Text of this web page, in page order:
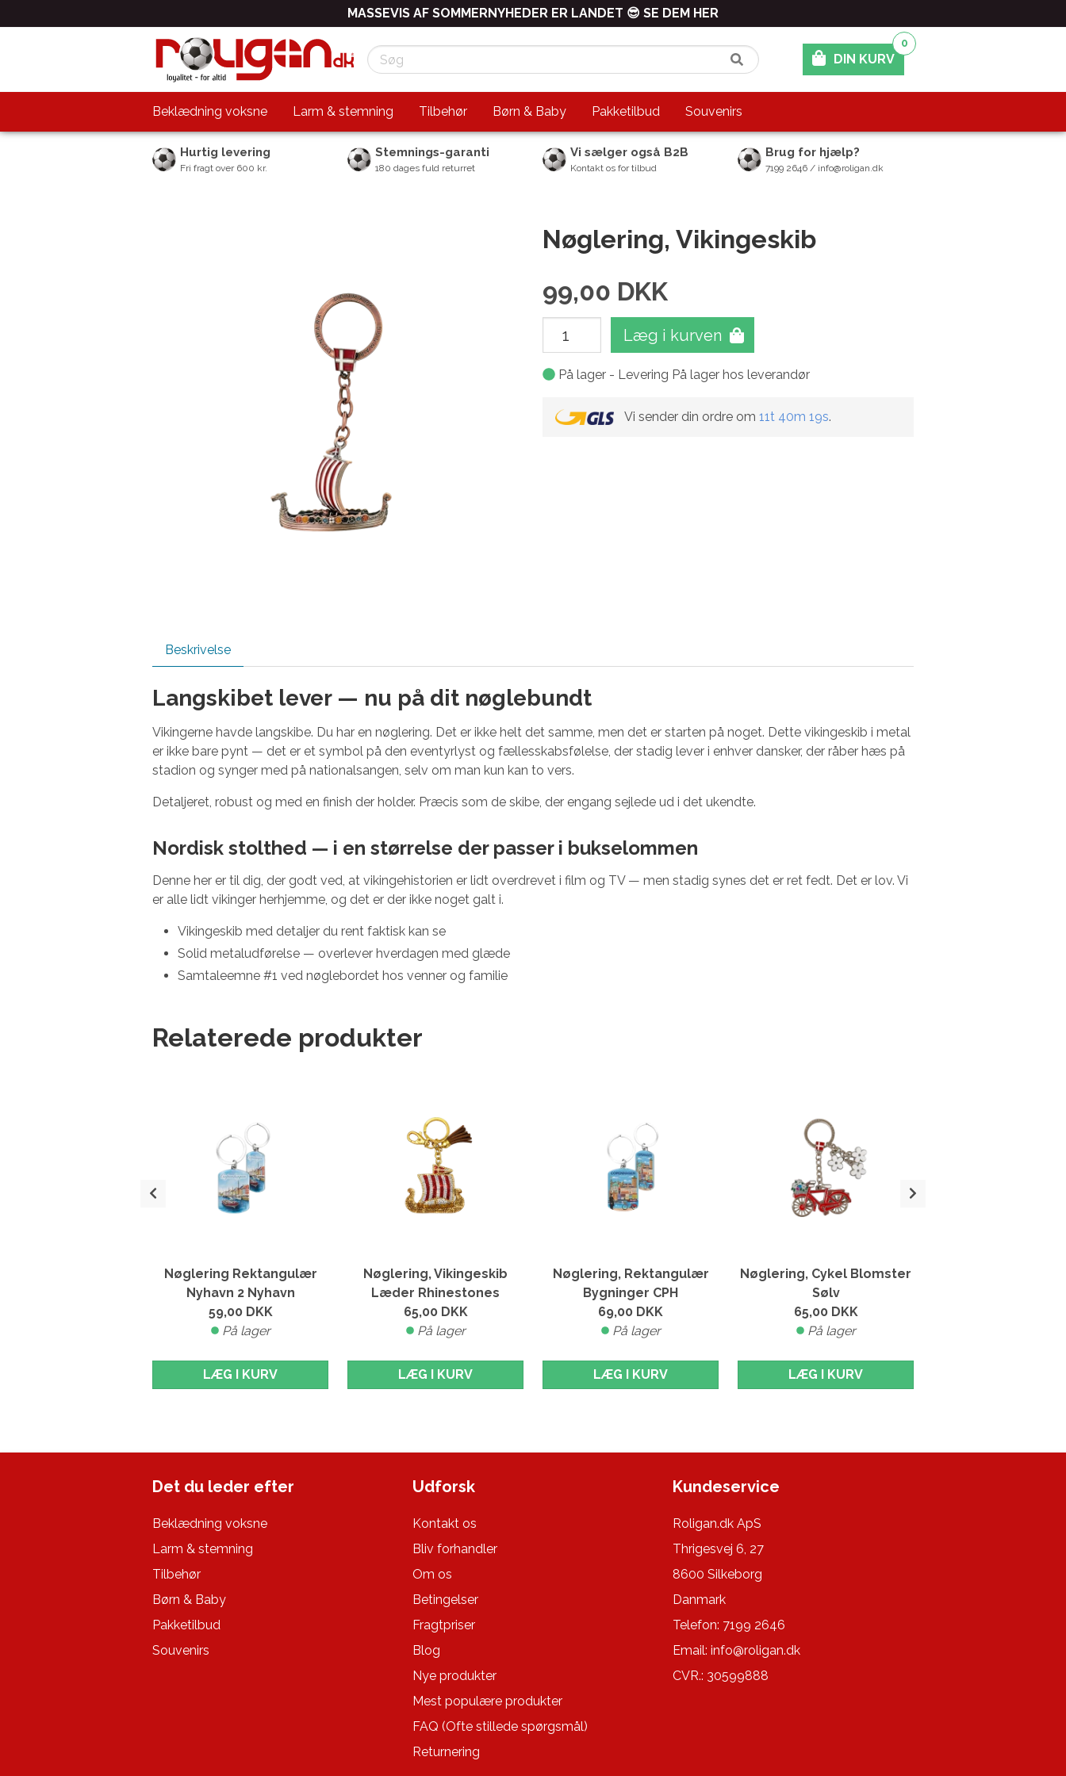
MASSEVIS AF SOMMERNYHEDER ER LANDET 😎 SE DEM HER
DIN KURV
0
Beklædning voksne Larm & stemning Tilbehør Børn & Baby Pakketilbud Souvenirs
Hurtig levering
Fri fragt over 600 kr.
Stemnings-garanti
180 dages fuld returret
Vi sælger også B2B
Kontakt os for tilbud
Brug for hjælp?
7199 2646 / info@roligan.dk
Nøglering, Vikingeskib
99,00 DKK
Læg i kurven
På lager - Levering På lager hos leverandør
Vi sender din ordre om 11t 40m 18s.
Beskrivelse
Langskibet lever — nu på dit nøglebundt
Vikingerne havde langskibe. Du har en nøglering. Det er ikke helt det samme, men det er starten på noget. Dette vikingeskib i metal
er ikke bare pynt — det er et symbol på den eventyrlyst og fællesskabsfølelse, der stadig lever i enhver dansker, der råber hæs på
stadion og synger med på nationalsangen, selv om man kun kan to vers.
Detaljeret, robust og med en finish der holder. Præcis som de skibe, der engang sejlede ud i det ukendte.
Nordisk stolthed — i en størrelse der passer i bukselommen
Denne her er til dig, der godt ved, at vikingehistorien er lidt overdrevet i film og TV — men stadig synes det er ret fedt. Det er lov. Vi
er alle lidt vikinger herhjemme, og det er der ikke noget galt i.
Vikingeskib med detaljer du rent faktisk kan se
Solid metaludførelse — overlever hverdagen med glæde
Samtaleemne #1 ved nøglebordet hos venner og familie
Relaterede produkter
Nøglering Rektangulær
Nyhavn 2 Nyhavn
59,00 DKK
På lager
LÆG I KURV
Nøglering, Vikingeskib
Læder Rhinestones
65,00 DKK
På lager
LÆG I KURV
Nøglering, Rektangulær
Bygninger CPH
69,00 DKK
På lager
LÆG I KURV
Nøglering, Cykel Blomster
Sølv
65,00 DKK
På lager
LÆG I KURV
Det du leder efter
Beklædning voksne
Larm & stemning
Tilbehør
Børn & Baby
Pakketilbud
Souvenirs
Udforsk
Kontakt os
Bliv forhandler
Om os
Betingelser
Fragtpriser
Blog
Nye produkter
Mest populære produkter
FAQ (Ofte stillede spørgsmål)
Returnering
Kundeservice
Roligan.dk ApS
Thrigesvej 6, 27
8600 Silkeborg
Danmark
Telefon: 7199 2646
Email: info@roligan.dk
CVR.: 30599888